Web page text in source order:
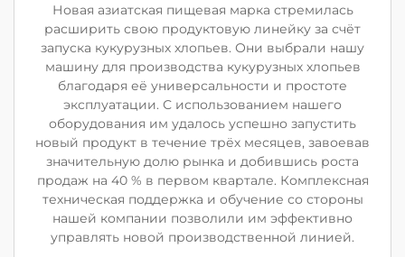
Новая азиатская пищевая марка стремилась
расширить свою продуктовую линейку за счёт
запуска кукурузных хлопьев. Они выбрали нашу
машину для производства кукурузных хлопьев
благодаря её универсальности и простоте
эксплуатации. С использованием нашего
оборудования им удалось успешно запустить
новый продукт в течение трёх месяцев, завоевав
значительную долю рынка и добившись роста
продаж на 40 % в первом квартале. Комплексная
техническая поддержка и обучение со стороны
нашей компании позволили им эффективно
управлять новой производственной линией.